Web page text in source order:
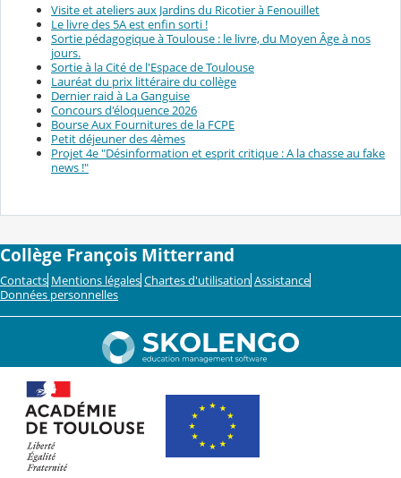
Visite et ateliers aux Jardins du Ricotier à Fenouillet
Le livre des 5A est enfin sorti !
Sortie pédagogique à Toulouse : le livre, du Moyen Âge à nos
jours.
Sortie à la Cité de l'Espace de Toulouse
Lauréat du prix littéraire du collège
Dernier raid à La Ganguise
Concours d'éloquence 2026
Bourse Aux Fournitures de la FCPE
Petit déjeuner des 4èmes
Projet 4e "Désinformation et esprit critique : A la chasse au fake
news !"
Collège François Mitterrand
Contacts Mentions légales Chartes d'utilisation Assistance
Données personnelles